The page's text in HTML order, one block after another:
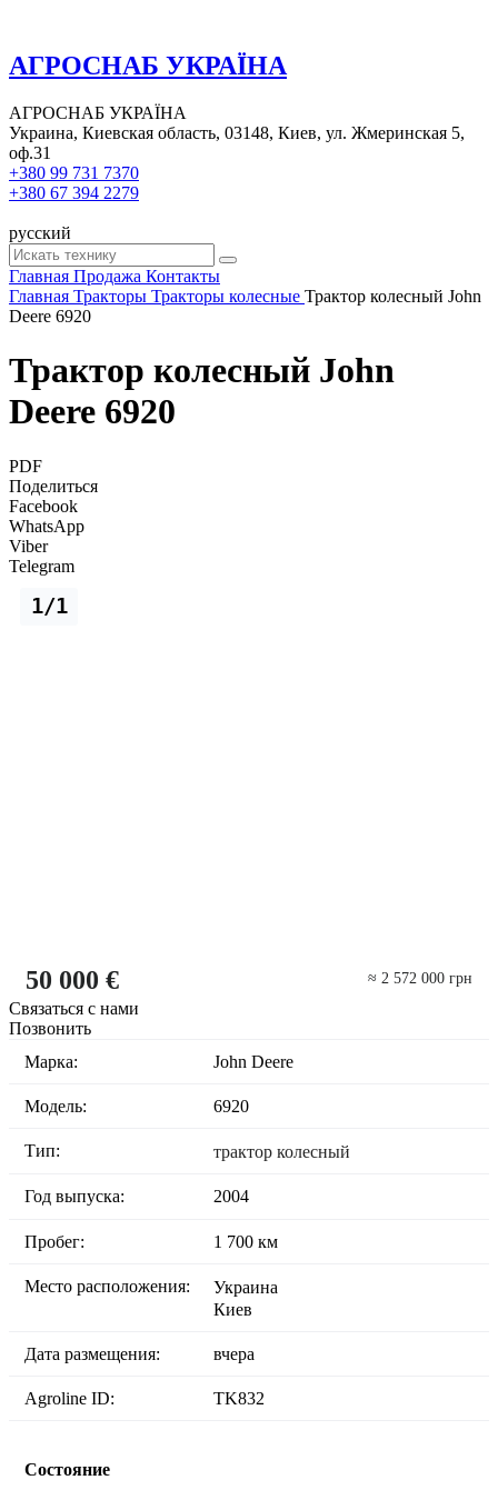
АГРОСНАБ УКРАЇНА
АГРОСНАБ УКРАЇНА
Украина, Киевская область, 03148, Киев, ул. Жмеринская 5,
оф.31
+380 99 731 7370
+380 67 394 2279
русский
Главная Продажа Контакты
Главная Тракторы Тракторы колесные Трактор колесный John
Deere 6920
Трактор колесный John
Deere 6920
PDF
Поделиться
Facebook
WhatsApp
Viber
Telegram
1/1
50 000 € ≈ 2 572 000 грн
Связаться с нами
Позвонить
Марка:
John Deere
Модель: 6920
Тип: трактор колесный
Год выпуска: 2004
Пробег: 1 700 км
Место расположения:
Украина
Киев
Дата размещения: вчера
Agroline ID: TK832
Состояние